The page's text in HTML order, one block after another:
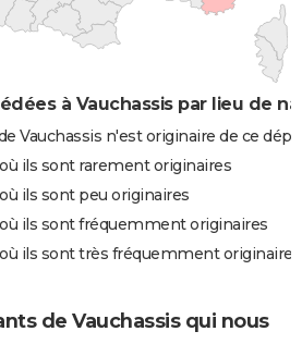
à Vauchassis par lieu de
Vauchassis n'est originaire de ce
ils sont rarement originaires
ils sont peu originaires
ils sont fréquemment originaires
ils sont très fréquemment originaires
de Vauchassis qui nous